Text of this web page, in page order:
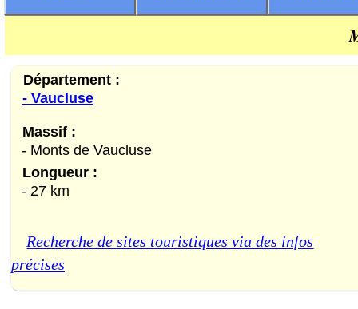
Département :
- Vaucluse
Massif :
- Monts de Vaucluse
Longueur :
- 27 km
Recherche de sites touristiques via des infos
précises